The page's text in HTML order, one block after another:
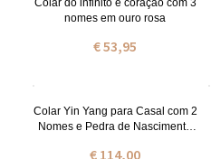
Colar do infinito e coração com 3
nomes em ouro rosa
€ 53,95
Colar Yin Yang para Casal com 2
Nomes e Pedra de Nascimento
€ 114,00